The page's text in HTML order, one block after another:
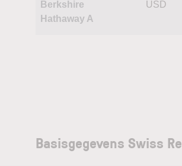
Berkshire
Hathaway A
USD
Basisgegevens Swiss Re